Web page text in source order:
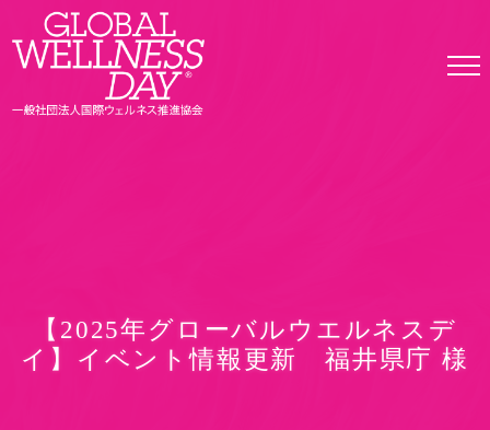
【2025年グローバルウエルネスデ
イ】イベント情報更新 福井県庁 様